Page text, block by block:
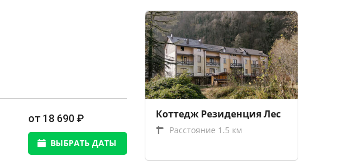
от 18 690 ₽
ВЫБРАТЬ ДАТЫ
Коттедж Резиденция Лес
Расстояние 1.5 км